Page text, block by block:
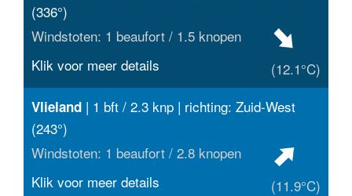
(336°)
Windstoten: 1 beaufort / 1.5 knopen
(12.1°C)
Klik voor meer details
Vlieland | 1 bft / 2.3 knp | richting: Zuid-West
(243°)
Windstoten: 1 beaufort / 2.8 knopen
(11.9°C)
Klik voor meer details